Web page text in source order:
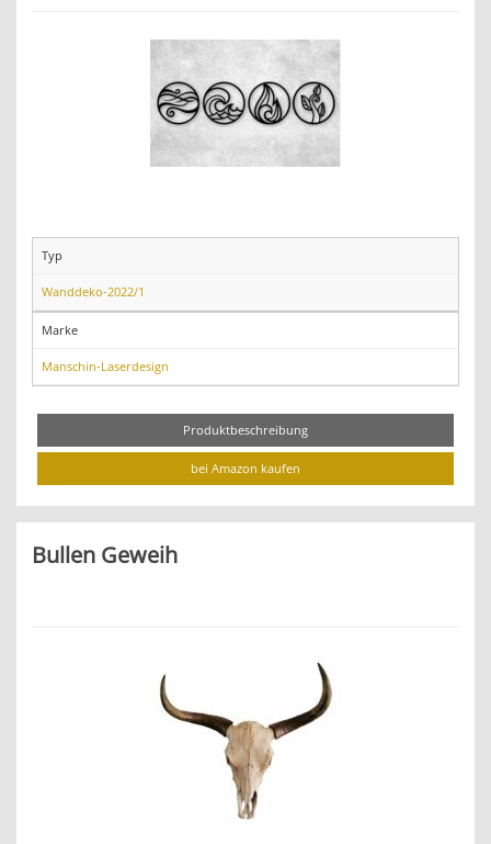
Typ
Wanddeko-2022/1
Marke
Manschin-Laserdesign
Produktbeschreibung
bei Amazon kaufen
Bullen Geweih